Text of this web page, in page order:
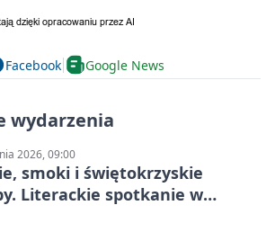
Facebook Google News
wydarzenia
2026, 09:00
smoki i świętokrzyskie
Literackie spotkanie w